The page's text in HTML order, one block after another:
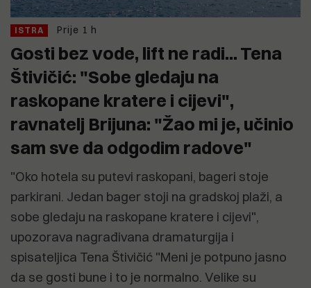
ISTRA Prije 1 h
Gosti bez vode, lift ne radi... Tena
Štivičić: "Sobe gledaju na
raskopane kratere i cijevi",
ravnatelj Brijuna: "Žao mi je, učinio
sam sve da odgodim radove"
"Oko hotela su putevi raskopani, bageri stoje
parkirani. Jedan bager stoji na gradskoj plaži, a
sobe gledaju na raskopane kratere i cijevi",
upozorava nagrađivana dramaturgija i
spisateljica Tena Štivičić "Meni je potpuno jasno
da se gosti bune i to je normalno. Velike su